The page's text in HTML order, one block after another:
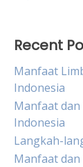
Recent
Manfaat
Indonesia
Manfaat
Indonesia
Langkah-
Manfaat dan